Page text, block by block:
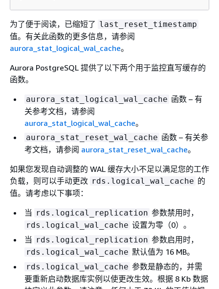
为了便于阅读，已缩短了 last_reset_timestamp
值。有关此函数的更多信息，请参阅
aurora_stat_logical_wal_cache。
Aurora PostgreSQL 提供了以下两个用于监控直写缓存的
函数。
aurora_stat_logical_wal_cache 函数 – 有
关参考文档，请参阅
aurora_stat_logical_wal_cache。
aurora_stat_reset_wal_cache 函数 – 有关参
考文档，请参阅 aurora_stat_reset_wal_cache。
如果您发现自动调整的 WAL 缓存大小不足以满足您的工作
负载，则可以手动更改 rds.logical_wal_cache 的
值。请考虑以下事项：
当 rds.logical_replication 参数禁用时，
rds.logical_wal_cache 设置为零（0）。
当 rds.logical_replication 参数启用时，
rds.logical_wal_cache 默认值为 16 MB。
rds.logical_wal_cache 参数是静态的，并需
要重新启动数据库实例以使更改生效。根据 8 Kb 数据